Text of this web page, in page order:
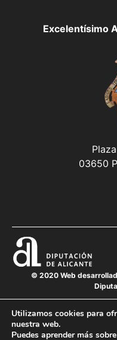
Excelentísimo
03650
© 2020 Web
Utilizamos cookies para
nuestra web.
Puedes aprender más